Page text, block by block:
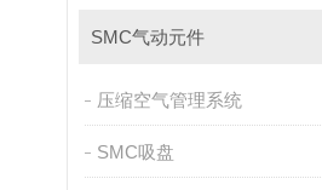
SMC气动元件
压缩空气管理系统
SMC吸盘